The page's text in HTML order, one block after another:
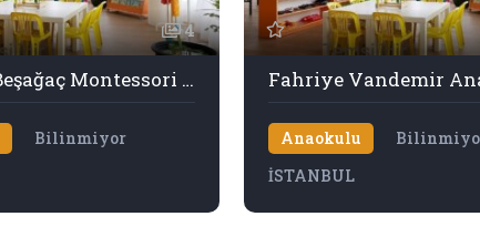
4
Ataşehir Beşağaç Montessori Anaokulu
Bilinmiyor
Fahriye Vandemir
Anaokulu
İSTANBUL